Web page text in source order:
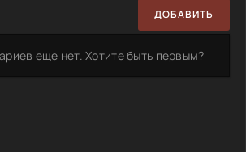
ДОБАВИТЬ
еще нет. Хотите быть первым?